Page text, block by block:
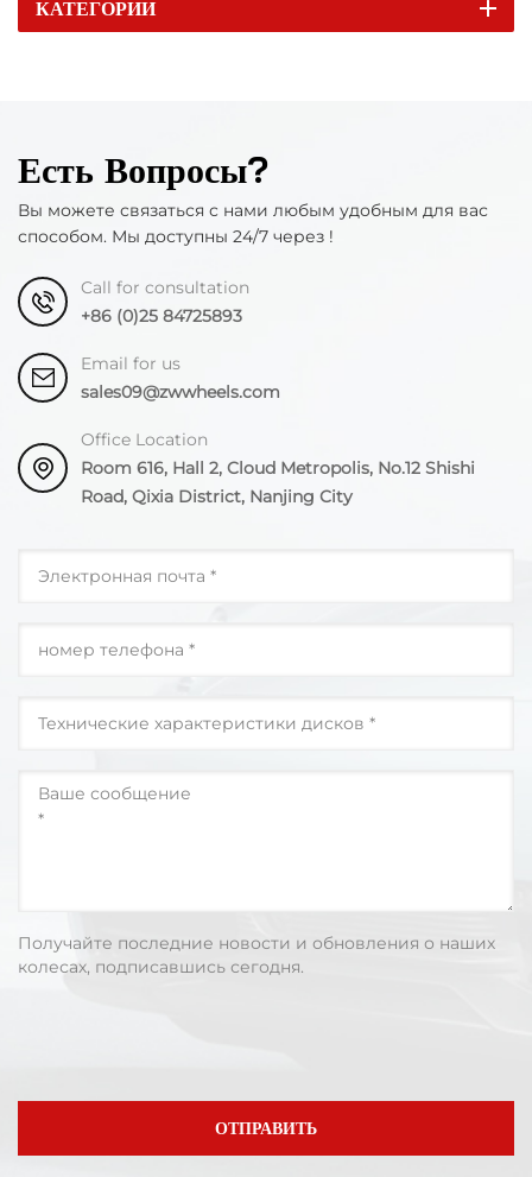
КАТЕГОРИИ
Есть Вопросы?
Вы можете связаться с нами любым удобным для вас
способом. Мы доступны 24/7 через !
Call for consultation
+86 (0)25 84725893
Email for us
sales09@zwwheels.com
Office Location
Room 616, Hall 2, Cloud Metropolis, No.12 Shishi
Road, Qixia District, Nanjing City
Получайте последние новости и обновления о наших
колесах, подписавшись сегодня.
ОТПРАВИТЬ